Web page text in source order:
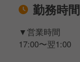
勤務時間
▼営業時間
17:00〜翌1:00